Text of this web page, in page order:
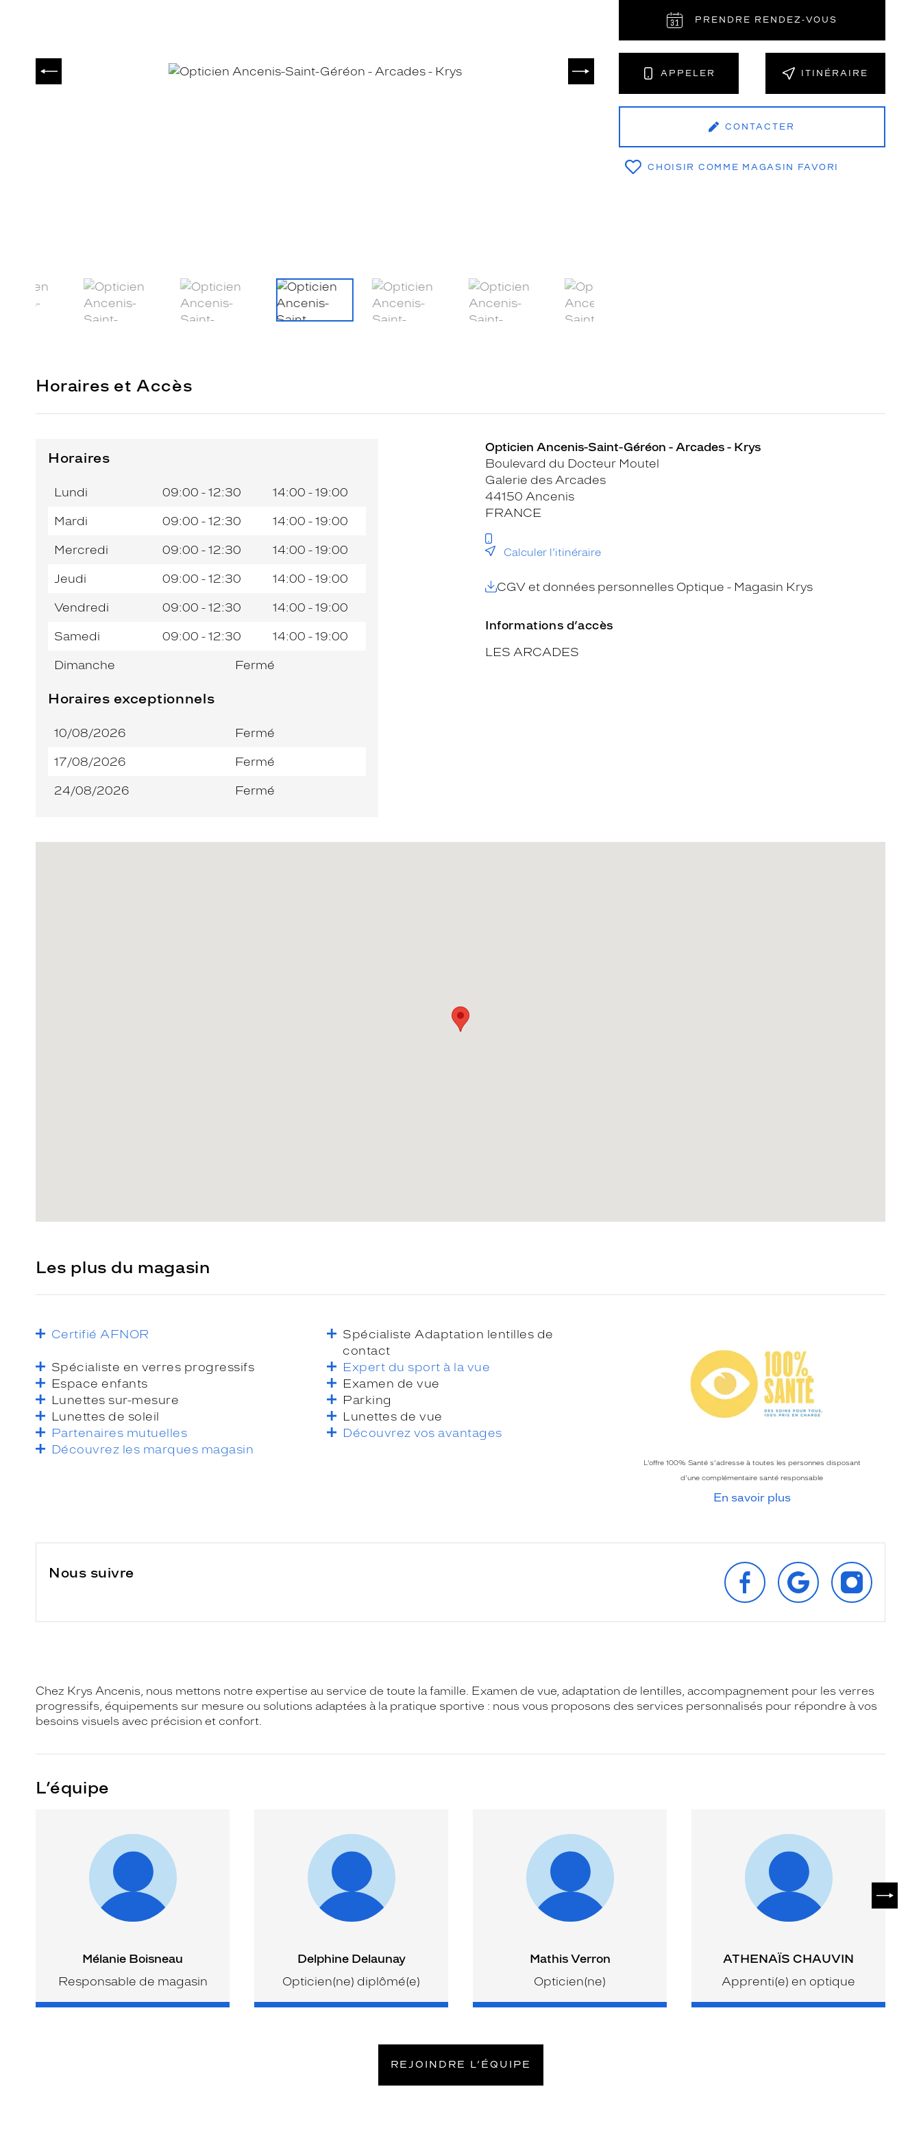
PRENDRE RENDEZ‑VOUS
APPELER ITINÉRAIRE
CONTACTER
CHOISIR COMME MAGASIN FAVORI
Horaires et Accès
Horaires
Jour de
semaine
Horaires
l’après-
Lundi 09:00 - 12:30 14:00 - 19:00
Mardi 09:00 - 12:30 14:00 - 19:00
Mercredi 09:00 - 12:30 14:00 - 19:00
Jeudi 09:00 - 12:30 14:00 - 19:00
Vendredi 09:00 - 12:30 14:00 - 19:00
Samedi 09:00 - 12:30 14:00 - 19:00
Dimanche Fermé
Horaires exceptionnels
Jour de
semaine
Horaires
l’après-
10/08/2026 Fermé
17/08/2026 Fermé
24/08/2026 Fermé
Opticien Ancenis-Saint-Géréon - Arcades - Krys
Boulevard du Docteur Moutel
Galerie des Arcades
44150 Ancenis
FRANCE
Calculer l’itinéraire
CGV et données personnelles Optique - Magasin Krys
Informations d’accès
LES ARCADES
Les plus du magasin
Certifié AFNOR
Spécialiste Adaptation lentilles de
contact
Spécialiste en verres progressifs
Expert du sport à la vue
Espace enfants
Examen de vue
Lunettes sur-mesure
Parking
Lunettes de soleil
Lunettes de vue
Partenaires mutuelles
Découvrez vos avantages
Découvrez les marques magasin
L’offre 100% Santé s’adresse à toutes les personnes disposant
d’une complémentaire santé responsable
En savoir plus
Nous suivre
SUIVEZ‑NOUS
SUR
FACEBOOK
RETROUVEZ‑NOUS
SUR
GOOGLE
SUR
INSTAGRAM
Chez Krys Ancenis, nous mettons notre expertise au service de toute la famille. Examen de vue, adaptation de lentilles, accompagnement pour les verres
progressifs, équipements sur mesure ou solutions adaptées à la pratique sportive : nous vous proposons des services personnalisés pour répondre à vos
besoins visuels avec précision et confort.
L’équipe
Mélanie Boisneau
Responsable de magasin
Delphine Delaunay
Opticien(ne) diplômé(e)
Mathis Verron
Opticien(ne)
ATHENAÏS CHAUVIN
Apprenti(e) en optique
REJOINDRE L’ÉQUIPE